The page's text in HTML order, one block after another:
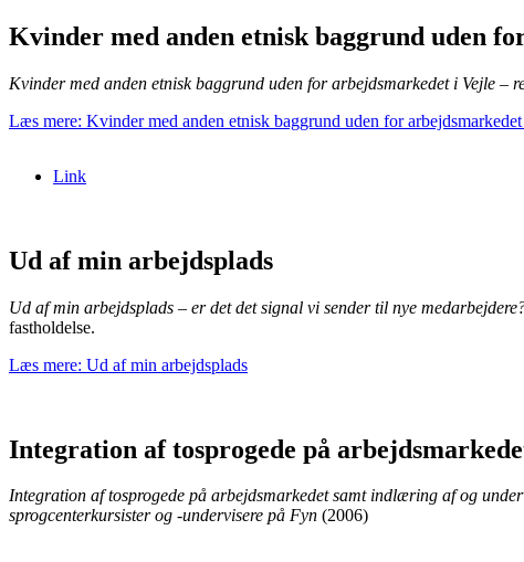
Kvinder med anden etnisk baggrund uden
Kvinder med anden etnisk baggrund uden for arbejdsmarkedet i Vejle –
Læs mere: Kvinder med anden etnisk baggrund uden for
Link
Ud af min arbejdsplads
Ud af min arbejdsplads – er det det signal vi sender til nye
fastholdelse.
Læs mere: Ud af min arbejdsplads
Integration af tosprogede på
Integration af tosprogede på arbejdsmarkedet samt indlæring af og
sprogcenterkursister og -undervisere på Fyn (2006)